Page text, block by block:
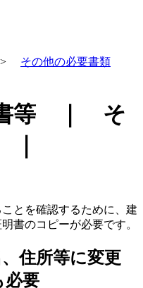
その他の必要書類
書等 ｜ そ
｜
とを確認するために、建
書のコピーが必要です。
住所等に変更
必要